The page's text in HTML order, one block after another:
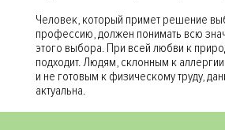
Человек, который примет решение
профессию, должен понимать всю
этого выбора. При всей любви к
подходит. Людям, склонным к аллергии
и не готовым к физическому труду,
актуальна.